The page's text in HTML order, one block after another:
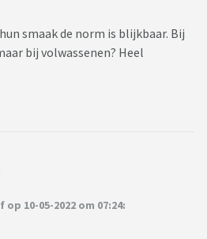
smaak de norm is blijkbaar. Bij
bij volwassenen? Heel
10-05-2022 om 07:24: